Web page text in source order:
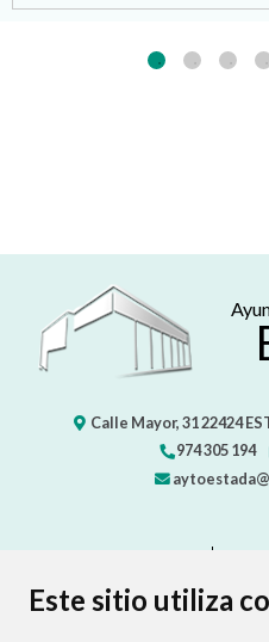
Este sitio utiliza
Calle Mayor, 3122424
974 305 194
PROTECCIÓN DE
POLÍTICA